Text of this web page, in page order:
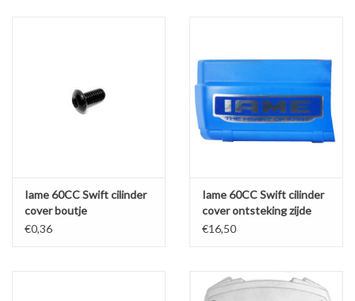
Iame 60CC Swift cilinder
cover boutje
€0,36
Iame 60CC Swift cilinder
cover ontsteking zijde
€16,50